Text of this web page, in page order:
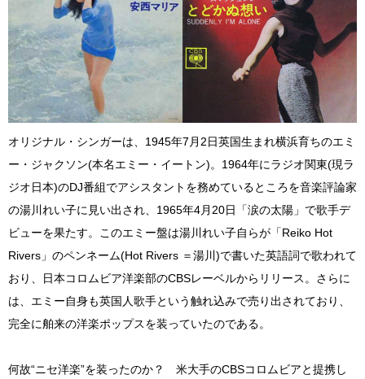
オリジナル・シンガーは、1945年7月2日英国生まれ横浜育ちのエミ
ー・ジャクソン(本名エミー・イートン)。1964年にラジオ関東(現ラ
ジオ日本)のDJ番組でアシスタントを務めているところを音楽評論家
の湯川れい子に見い出され、1965年4月20日「涙の太陽」で歌手デ
ビューを果たす。このエミー盤は湯川れい子自らが「Reiko Hot
Rivers」のペンネーム(Hot Rivers ＝湯川)で書いた英語詞で歌われて
おり、日本コロムビア洋楽部のCBSレーベルからリリース。さらに
は、エミー自身も英国人歌手という触れ込みで売り出されており、
完全に舶来の洋楽ポップスを装っていたのである。
何故“ニセ洋楽”を装ったのか？ 米大手のCBSコロムビアと提携し